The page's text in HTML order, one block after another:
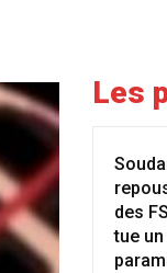
Les
des
tue un